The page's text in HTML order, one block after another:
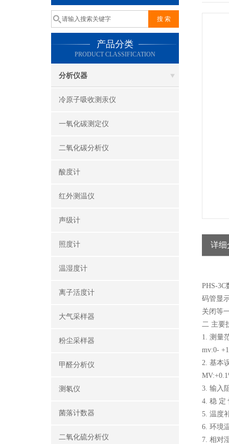
产品分类
PRODUCT CLASSIFICATION
分析仪器
冷原子吸收测汞仪
一氧化碳测定仪
二氧化碳分析仪
酸度计
红外测温仪
声级计
照度计
温湿度计
离子活度计
大气采样器
粉尘采样器
甲醛分析仪
测氡仪
菌落计数器
二氧化硫分析仪
详细
PHS-
码管显
关闭等
二 主要
1. 测量
mv:0-
2. 基本
3. 输入
4. 稳 定
5. 温度
6. 环境
7. 相对